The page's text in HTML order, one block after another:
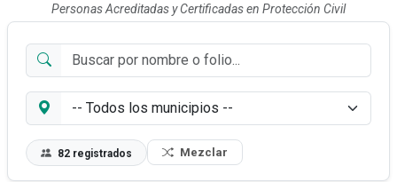
Personas Acreditadas y Certificadas en Protección Civil
82 registrados Mezclar